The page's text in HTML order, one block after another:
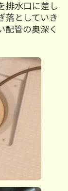
排水口に差し
落としていき
配管の奥深く